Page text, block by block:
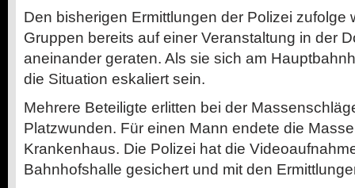
Den bisherigen Ermittlungen der Polizei zufolge
Gruppen bereits auf einer Veranstaltung in der
aneinander geraten. Als sie sich am
die Situation eskaliert sein.
Mehrere Beteiligte erlitten bei der
Platzwunden. Für einen Mann endete die
Krankenhaus. Die Polizei hat die
Bahnhofshalle gesichert und mit den